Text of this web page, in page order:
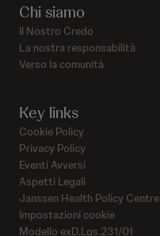
Chi siamo
Il Nostro Credo
La nostra responsabilità
Verso la comunità
Key links
Cookie Policy
Privacy Policy
Eventi Avversi
Aspetti Legali
Janssen Health Policy Centre
Impostazioni cookie
Modello exD.Lgs.231/01